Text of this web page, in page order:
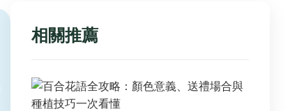
相關推薦